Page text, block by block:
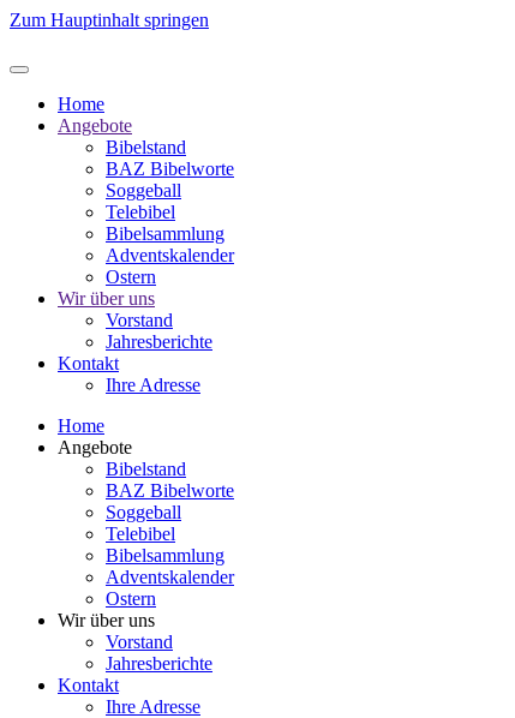
Zum Hauptinhalt springen
Home
Angebote
Bibelstand
BAZ Bibelworte
Soggeball
Telebibel
Bibelsammlung
Adventskalender
Ostern
Wir über uns
Vorstand
Jahresberichte
Kontakt
Ihre Adresse
Home
Angebote
Bibelstand
BAZ Bibelworte
Soggeball
Telebibel
Bibelsammlung
Adventskalender
Ostern
Wir über uns
Vorstand
Jahresberichte
Kontakt
Ihre Adresse